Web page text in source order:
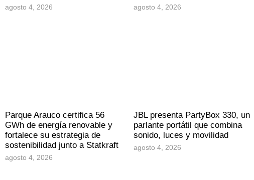
agosto 4, 2026 agosto 4, 2026
Parque Arauco certifica 56
GWh de energía renovable y
fortalece su estrategia de
sostenibilidad junto a Statkraft
agosto 4, 2026
JBL presenta PartyBox 330, un
parlante portátil que combina
sonido, luces y movilidad
agosto 4, 2026